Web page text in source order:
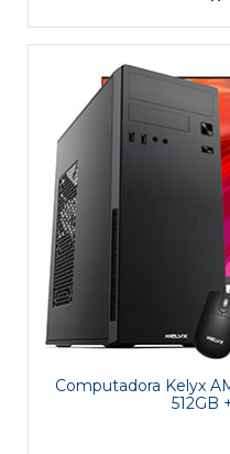
Computadora Kelyx
512GB